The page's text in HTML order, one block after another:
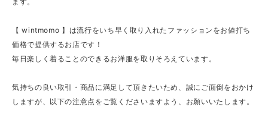
【 wintmomo 】は流行をいち早く取り入れたファッションをお値打ち
価格で提供するお店です！
毎日楽しく着ることのできるお洋服を取りそろえています。
気持ちの良い取引・商品に満足して頂きたいため、誠にご面倒をおかけ
しますが、以下の注意点をご覧くださいますよう、お願いいたします。